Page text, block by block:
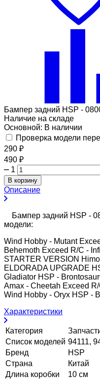
Бампер задний HSP -
Наличие на складе
Основной: В наличии
Проверка модели
290 ₽
490 ₽
1
В корзину
Описание
Бампер задний HSP -
модели:
Wind Hobby - Mutant
Behemoth Exceed R/C -
STARTER VERSION
ELDORADA UPGRADE
Gladiator HSP -
Amax - Cheetah Exceed
Wind Hobby - Oryx HSP -
Характеристики
Категория
Список моделей 94111,
Бренд
HSP
Страна
Китай
Длина коробки
10 см